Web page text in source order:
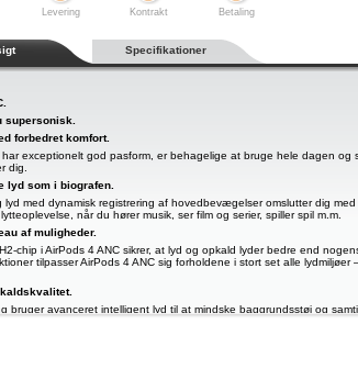
Levering Kontrakt Betaling
Specifikationer
supersonisk.
forbedret komfort.
har exceptionelt god pasform, er behagelige at bruge hele dagen og
dig.
lyd som i biografen.
lyd med dynamisk registrering af hovedbevægelser omslutter dig
når du hører musik, ser film og serier, spiller spil m.m.
af muligheder.
chip i AirPods 4 ANC sikrer, at lyd og opkald lyder bedre end
tilpasser AirPods 4 ANC sig forholdene i stort set alle lydmiljøer
bruger avanceret intelligent lyd til at mindske baggrundsstøj og
i klar HD-kvalitet med en AAC-ELD-tale-codec. Og med Tilpasset
mere naturtro end nogensinde.